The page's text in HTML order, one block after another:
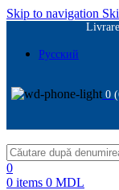
Skip to navigation
Русский
0
0
0 items 0 MDL